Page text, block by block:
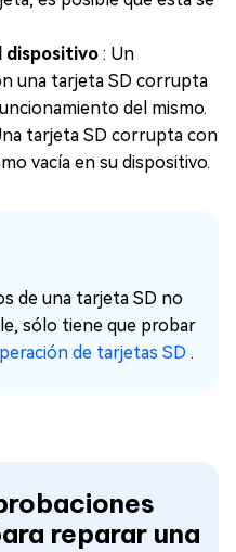
dispositivo : Un
una tarjeta SD corrupta
del mismo.
tarjeta SD corrupta con
vacía en su dispositivo.
de una tarjeta SD no
sólo tiene que probar
de tarjetas SD .
reparar una